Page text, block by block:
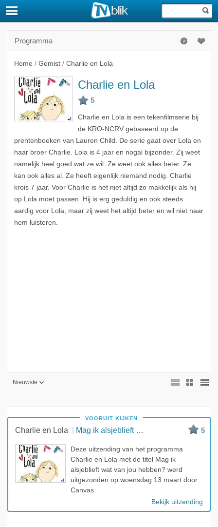
Programma
Home / Gemist / Charlie en Lola
Charlie en Lola
Charlie en Lola is een tekenfilmserie bij
de KRO-NCRV gebaseerd op de
prentenboeken van Lauren Child. De serie gaat over Lola en
haar broer Charlie. Lola is 4 jaar en nogal bijzonder. Zij weet
namelijk heel goed wat ze wil. Ze weet ook alles beter. Ze
kan ook alles al. Ze heeft eigenlijk niemand nodig. Charlie
krois 7 jaar. Voor Charlie is het niet altijd zo makkelijk als hij
op Lola moet passen. Hij is erg geduldig en ook steeds
aardig voor Lola, maar zij weet het altijd beter en wil niet naar
hem luisteren.
Nieuwste
Meest bekeken
A - Z
Charlie en Lola Mag ik alsjeblieft wat van jou hebben? 5
Deze uitzending van het programma
Charlie en Lola met de titel Mag ik
alsjeblieft wat van jou hebben? werd
uitgezonden op woensdag 13 maart door
Canvas.
Bekijk uitzending